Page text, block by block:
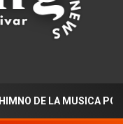
LA MUSICA POPULAR